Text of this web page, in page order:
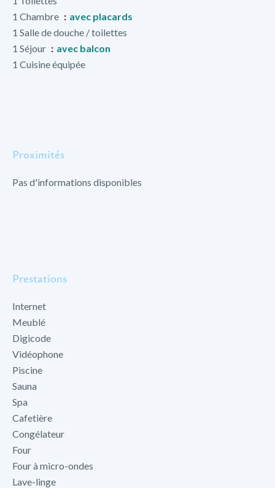
1 Chambre
avec placards
1 Salle de douche / toilettes
1 Séjour
avec balcon
1 Cuisine équipée
Proximités
Pas d'informations disponibles
Prestations
Internet
Meublé
Digicode
Vidéophone
Piscine
Sauna
Spa
Cafetière
Congélateur
Four
Four à micro-ondes
Lave-linge